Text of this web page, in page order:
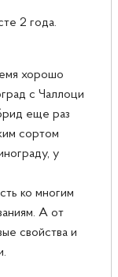
2 года.
хорошо
с Чаллоци
еще раз
сортом
у
ко многим
А от
свойства и